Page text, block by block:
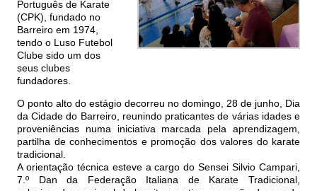
Português de Karate
(CPK), fundado no
Barreiro em 1974,
tendo o Luso Futebol
Clube sido um dos
seus clubes
fundadores.
O ponto alto do estágio decorreu no domingo, 28 de junho, Dia
da Cidade do Barreiro, reunindo praticantes de várias idades e
proveniências numa iniciativa marcada pela aprendizagem,
partilha de conhecimentos e promoção dos valores do karate
tradicional.
A orientação técnica esteve a cargo do Sensei Silvio Campari,
7.º Dan da Federação Italiana de Karate Tradicional,